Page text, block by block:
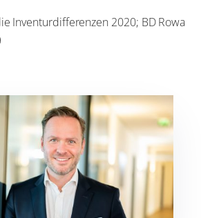
Inventurdifferenzen 2020; BD Rowa